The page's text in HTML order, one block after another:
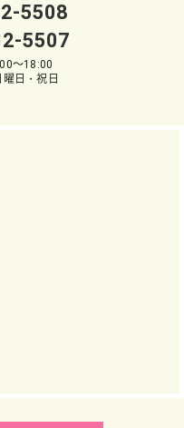
5508
5507
～18:00
日・祝日